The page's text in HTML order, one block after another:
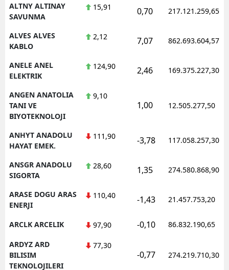
ALTNY ALTINAY
SAVUNMA
15,91 0,70 217.121.259,65
ALVES ALVES
KABLO
2,12 7,07 862.693.604,57
ANELE ANEL
ELEKTRIK
124,90 2,46 169.375.227,30
ANGEN ANATOLIA
TANI VE
BIYOTEKNOLOJI
9,10
1,00 12.505.277,50
ANHYT ANADOLU
HAYAT EMEK.
111,90 -3,78 117.058.257,30
ANSGR ANADOLU
SIGORTA
28,60 1,35 274.580.868,90
ARASE DOGU ARAS
ENERJI
110,40 -1,43 21.457.753,20
ARCLK ARCELIK 97,90 -0,10 86.832.190,65
ARDYZ ARD
BILISIM
TEKNOLOJILERI
77,30
-0,77 274.219.710,30